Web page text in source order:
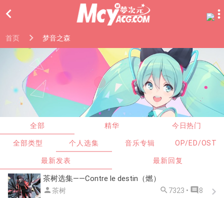

首页 梦音之森
全部 精华
今日热门
全部类型
个人选集 音乐专辑
OP/ED/OST
最新发表
最新回复
茶树选集——Contre le destin（燃）
茶树  7323 •  8